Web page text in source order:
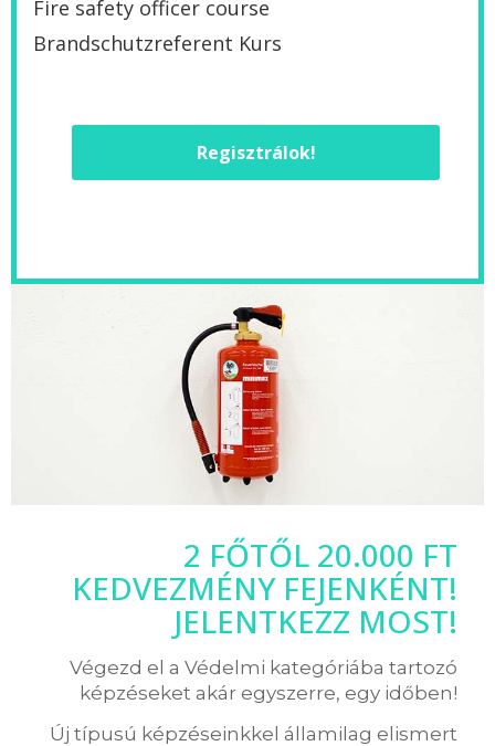
Fire safety officer course
Brandschutzreferent Kurs
Regisztrálok!
2 FŐTŐL 20.000 FT
KEDVEZMÉNY FEJENKÉNT!
JELENTKEZZ MOST!
Végezd el a Védelmi kategóriába tartozó
képzéseket akár egyszerre, egy időben!
Új típusú képzéseinkkel államilag elismert